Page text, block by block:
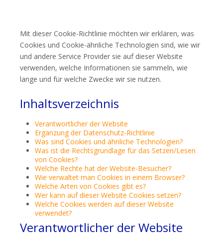
Mit dieser Cookie-Richtlinie möchten wir erklären, was
Cookies und Cookie-ähnliche Technologien sind, wie wir
und andere Service Provider sie auf dieser Website
verwenden, welche Informationen sie sammeln, wie
lange und für welche Zwecke wir sie nutzen.
Inhaltsverzeichnis
Verantwortlicher der Website
Ergänzung der Datenschutz-Richtlinie
Was sind Cookies und ähnliche Technologien?
Was ist die Rechtsgrundlage für das Setzen/Lesen
von Cookies?
Welche Rechte hat der Website-Besucher?
Wie verwaltet man Cookies in einem Browser?
Welche Arten von Cookies gibt es?
Wer kann auf dieser Website Cookies setzen?
Welche Cookies werden auf dieser Website
verwendet?
Verantwortlicher der Website